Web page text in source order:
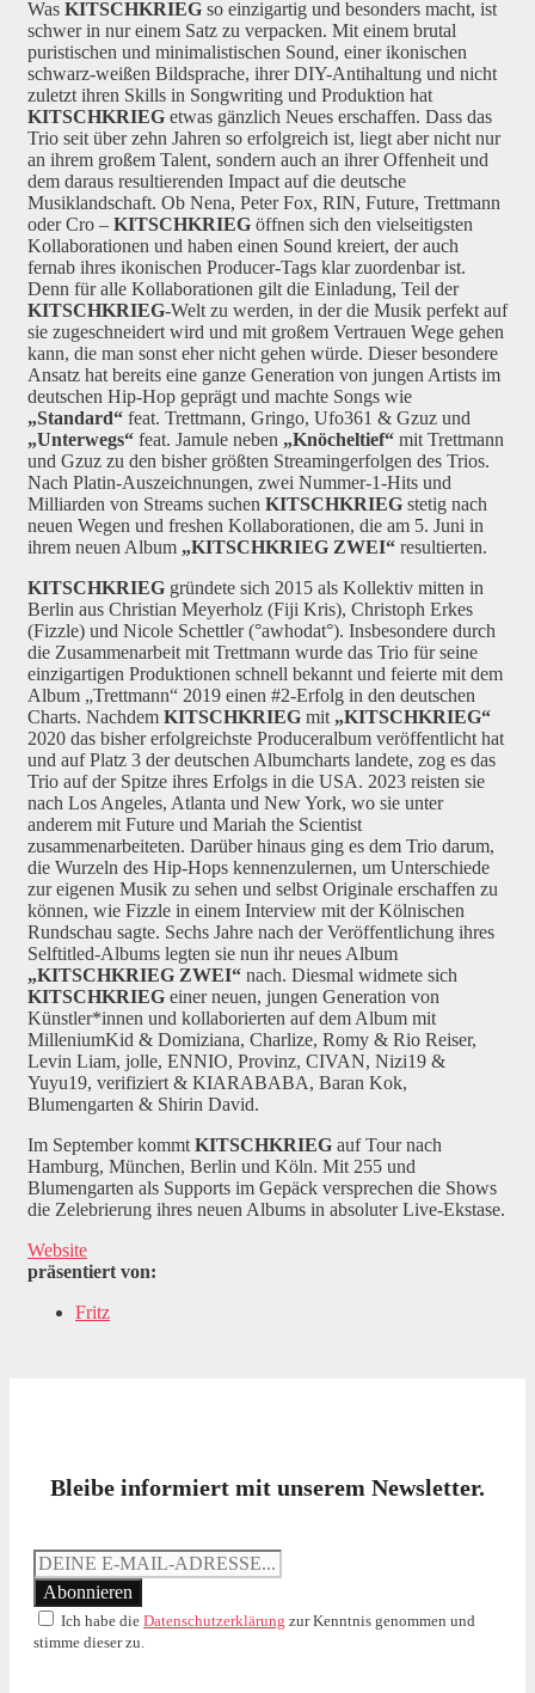
Was KITSCHKRIEG so einzigartig und besonders macht, ist
schwer in nur einem Satz zu verpacken. Mit einem brutal
puristischen und minimalistischen Sound, einer ikonischen
schwarz-weißen Bildsprache, ihrer DIY-Antihaltung und nicht
zuletzt ihren Skills in Songwriting und Produktion hat
KITSCHKRIEG etwas gänzlich Neues erschaffen. Dass das
Trio seit über zehn Jahren so erfolgreich ist, liegt aber nicht nur
an ihrem großem Talent, sondern auch an ihrer Offenheit und
dem daraus resultierenden Impact auf die deutsche
Musiklandschaft. Ob Nena, Peter Fox, RIN, Future, Trettmann
oder Cro – KITSCHKRIEG öffnen sich den vielseitigsten
Kollaborationen und haben einen Sound kreiert, der auch
fernab ihres ikonischen Producer-Tags klar zuordenbar ist.
Denn für alle Kollaborationen gilt die Einladung, Teil der
KITSCHKRIEG-Welt zu werden, in der die Musik perfekt auf
sie zugeschneidert wird und mit großem Vertrauen Wege gehen
kann, die man sonst eher nicht gehen würde. Dieser besondere
Ansatz hat bereits eine ganze Generation von jungen Artists im
deutschen Hip-Hop geprägt und machte Songs wie
„Standard“ feat. Trettmann, Gringo, Ufo361 & Gzuz und
„Unterwegs“ feat. Jamule neben „Knöcheltief“ mit Trettmann
und Gzuz zu den bisher größten Streamingerfolgen des Trios.
Nach Platin-Auszeichnungen, zwei Nummer-1-Hits und
Milliarden von Streams suchen KITSCHKRIEG stetig nach
neuen Wegen und freshen Kollaborationen, die am 5. Juni in
ihrem neuen Album „KITSCHKRIEG ZWEI“ resultierten.
KITSCHKRIEG gründete sich 2015 als Kollektiv mitten in
Berlin aus Christian Meyerholz (Fiji Kris), Christoph Erkes
(Fizzle) und Nicole Schettler (°awhodat°). Insbesondere durch
die Zusammenarbeit mit Trettmann wurde das Trio für seine
einzigartigen Produktionen schnell bekannt und feierte mit dem
Album „Trettmann“ 2019 einen #2-Erfolg in den deutschen
Charts. Nachdem KITSCHKRIEG mit „KITSCHKRIEG“
2020 das bisher erfolgreichste Produceralbum veröffentlicht hat
und auf Platz 3 der deutschen Albumcharts landete, zog es das
Trio auf der Spitze ihres Erfolgs in die USA. 2023 reisten sie
nach Los Angeles, Atlanta und New York, wo sie unter
anderem mit Future und Mariah the Scientist
zusammenarbeiteten. Darüber hinaus ging es dem Trio darum,
die Wurzeln des Hip-Hops kennenzulernen, um Unterschiede
zur eigenen Musik zu sehen und selbst Originale erschaffen zu
können, wie Fizzle in einem Interview mit der Kölnischen
Rundschau sagte. Sechs Jahre nach der Veröffentlichung ihres
Selftitled-Albums legten sie nun ihr neues Album
„KITSCHKRIEG ZWEI“ nach. Diesmal widmete sich
KITSCHKRIEG einer neuen, jungen Generation von
Künstler*innen und kollaborierten auf dem Album mit
MilleniumKid & Domiziana, Charlize, Romy & Rio Reiser,
Levin Liam, jolle, ENNIO, Provinz, CIVAN, Nizi19 &
Yuyu19, verifiziert & KIARABABA, Baran Kok,
Blumengarten & Shirin David.
Im September kommt KITSCHKRIEG auf Tour nach
Hamburg, München, Berlin und Köln. Mit 255 und
Blumengarten als Supports im Gepäck versprechen die Shows
die Zelebrierung ihres neuen Albums in absoluter Live-Ekstase.
Website
präsentiert von:
Fritz
Bleibe informiert mit unserem Newsletter.
Ich habe die Datenschutzerklärung zur Kenntnis genommen und
stimme dieser zu.